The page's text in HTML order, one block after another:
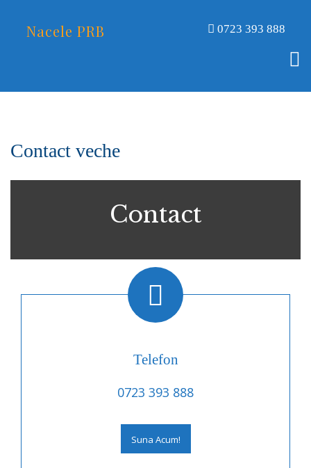
Nacele PRB 0723 393 888
Contact veche
Contact
Telefon
0723 393 888
Suna Acum!